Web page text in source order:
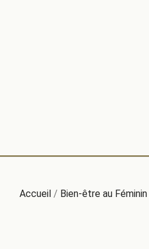
Accueil / Bien-être au Féminin